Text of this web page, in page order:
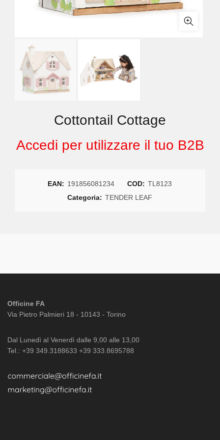
Cottontail Cottage
Accedi per utilizzare il tuo B2B
EAN: 191856081234 COD: TL8123
Categoria: TENDER LEAF
Officine FA
Via Pietro Palmieri 18 - 10143 - Torino
Dal Lunedì al Venerdì dalle 9,00 alle 13,00
Tel.: +39 349.3188633 +39 333.8695788